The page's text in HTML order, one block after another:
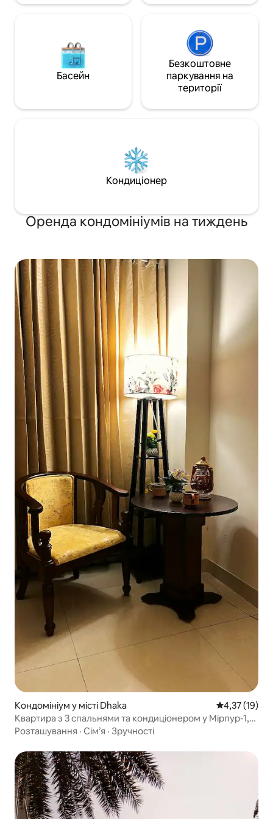
Басейн
Безкоштовне
паркування на
території
Кондиціонер
Оренда кондомініумів на тиждень
Кондомініум у місті Dhaka Середня
4,37 (19)
Квартира з 3 спальнями та кондиціонером у Мірпур-1,
Дакка.
Розташування · Сім’я · Зручності